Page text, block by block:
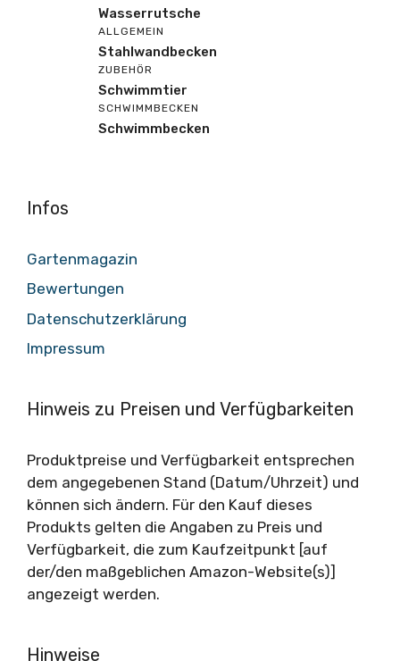
Wasserrutsche
ALLGEMEIN
Stahlwandbecken
ZUBEHÖR
Schwimmtier
SCHWIMMBECKEN
Schwimmbecken
Infos
Gartenmagazin
Bewertungen
Datenschutzerklärung
Impressum
Hinweis zu Preisen und Verfügbarkeiten
Produktpreise und Verfügbarkeit entsprechen
dem angegebenen Stand (Datum/Uhrzeit) und
können sich ändern. Für den Kauf dieses
Produkts gelten die Angaben zu Preis und
Verfügbarkeit, die zum Kaufzeitpunkt [auf
der/den maßgeblichen Amazon-Website(s)]
angezeigt werden.
Hinweise